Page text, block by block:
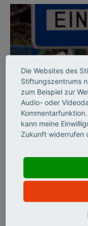
BILDUNGSSYSTEM
Per
die
Der Stifterverband
lang auf sechs
Die Websites des
Stiftungszentrums
zum Beispiel zur
Audio- oder
kann meine
Zukunft widerrufen